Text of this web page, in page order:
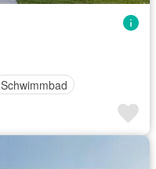
Schwimmbad